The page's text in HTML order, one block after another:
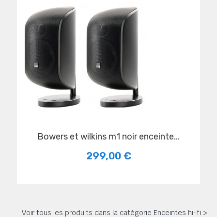
bowers et wilkins m1 noir enceinte...
299,00 €
Voir tous les produits dans la catégorie Enceintes hi-fi >